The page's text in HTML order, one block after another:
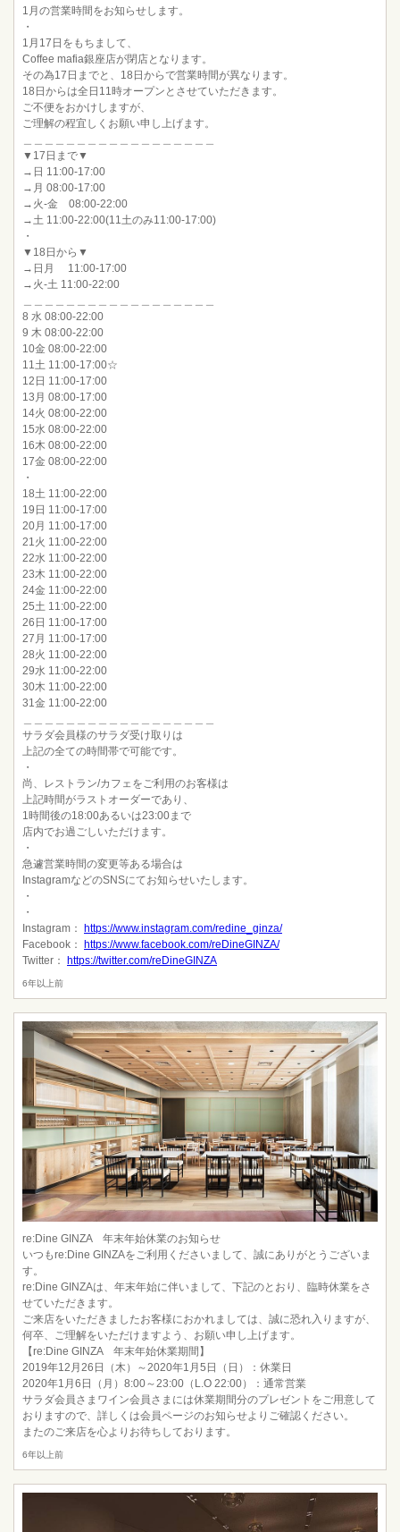
1月の営業時間をお知らせします。
・
1月17日をもちまして、
Coffee mafia銀座店が閉店となります。
その為17日までと、18日からで営業時間が異なります。
18日からは全日11時オープンとさせていただきます。
ご不便をおかけしますが、
ご理解の程宜しくお願い申し上げます。
▼17日まで▼
→日 11:00-17:00
→月 08:00-17:00
→火-金 08:00-22:00
→土 11:00-22:00(11土のみ11:00-17:00)
・
▼18日から▼
→日月 11:00-17:00
→火-土 11:00-22:00
8 水 08:00-22:00
9 木 08:00-22:00
10金 08:00-22:00
11土 11:00-17:00☆
12日 11:00-17:00
13月 08:00-17:00
14火 08:00-22:00
15水 08:00-22:00
16木 08:00-22:00
17金 08:00-22:00
・
18土 11:00-22:00
19日 11:00-17:00
20月 11:00-17:00
21火 11:00-22:00
22水 11:00-22:00
23木 11:00-22:00
24金 11:00-22:00
25土 11:00-22:00
26日 11:00-17:00
27月 11:00-17:00
28火 11:00-22:00
29水 11:00-22:00
30木 11:00-22:00
31金 11:00-22:00
サラダ会員様のサラダ受け取りは
上記の全ての時間帯で可能です。
・
尚、レストラン/カフェをご利用のお客様は
上記時間がラストオーダーであり、
1時間後の18:00あるいは23:00まで
店内でお過ごしいただけます。
・
急遽営業時間の変更等ある場合は
InstagramなどのSNSにてお知らせいたします。
・
・
Instagram： https://www.instagram.com/redine_ginza/
Facebook： https://www.facebook.com/reDineGINZA/
Twitter： https://twitter.com/reDineGINZA
6年以上前
re:Dine GINZA 年末年始休業のお知らせ
いつもre:Dine GINZAをご利用くださいまして、誠にありがとうございま
す。
re:Dine GINZAは、年末年始に伴いまして、下記のとおり、臨時休業をさ
せていただきます。
ご来店をいただきましたお客様におかれましては、誠に恐れ入りますが、
何卒、ご理解をいただけますよう、お願い申し上げます。
【re:Dine GINZA 年末年始休業期間】
2019年12月26日（木）～2020年1月5日（日）：休業日
2020年1月6日（月）8:00～23:00（L.O 22:00）：通常営業
サラダ会員さまワイン会員さまには休業期間分のプレゼントをご用意して
おりますので、詳しくは会員ページのお知らせよりご確認ください。
またのご来店を心よりお待ちしております。
6年以上前